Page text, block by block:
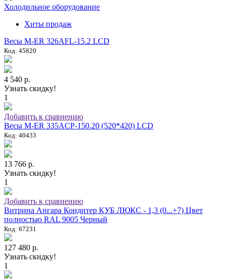
Холодильное оборудование
Хиты продаж
Весы M-ER 326AFL-15.2 LCD
Код: 45820
4 540 р.
Узнать скидку!
1
Добавить к сравнению
Весы M-ER 335ACP-150.20 (520*420) LCD
Код: 40433
13 766 р.
Узнать скидку!
1
Добавить к сравнению
Витрина Ангара Кондитер КУБ ЛЮКС - 1,3 (0...+7) Цвет
полностью RAL 9005 Черный
Код: 67231
127 480 р.
Узнать скидку!
1